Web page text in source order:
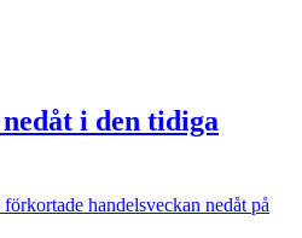
i den tidiga
handelsveckan nedåt på